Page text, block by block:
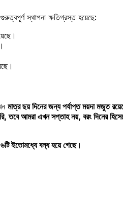
স্থাপনা ক্ষতিগ্রস্ত হয়েছে:
মাত্র ছয় দিনের জন্য পর্যাপ্ত ময়দা মজুত
তবে আমরা এখন সপ্তাহ নয়, বরং দিনের
৬টি ইতোমধ্যে বন্ধ হয়ে গেছে।